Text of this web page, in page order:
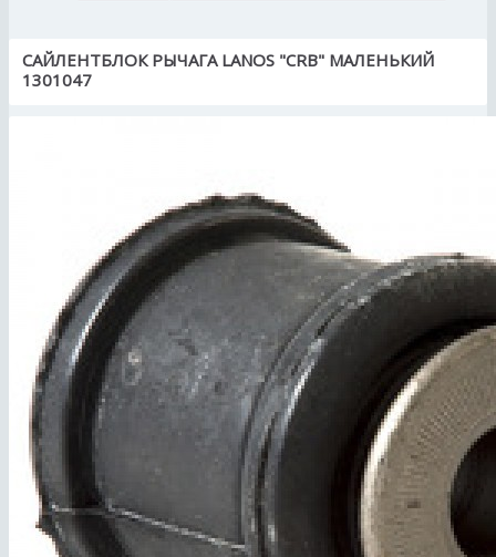
САЙЛЕНТБЛОК РЫЧАГА LANOS "CRB" МАЛЕНЬКИЙ
1301047